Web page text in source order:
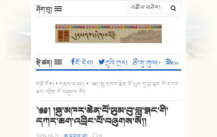
ཤོག་བུ།
སྡེ་ཚན། ངོ་དེབ། ཀྲུའི་ཀྲར། གུ་ཀུལ།+ rss
གཙོ་ངོས། གནས་བཤད།
༄༅། །སྐུ་མཁར་ཆེན་པོ་ཡུམ་བུ་བླ་སྒང་གི་དཀར་
ཆག་འབྲིང་པོ་བཞུགས་སོ།།
༄༅། །སྐུ་མཁར་ཆེན་པོ་ཡུམ་བུ་བླ་སྒང་གི་
དཀར་ཆག་འབྲིང་པོ་བཞུགས་སོ།།